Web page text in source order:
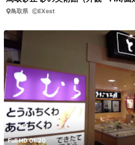
鳥取県 EXest
Full HD 01:20